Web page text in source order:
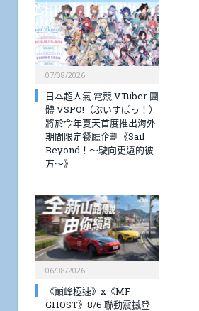
07/08/2026
日本超人氣 電競 VTuber 團
體 VSPO!（ぶいすぽっ！）
將於今年夏天首度推出海外
期間限定餐廳企劃《Sail
Beyond！～駛向更遠的彼
方～》
06/08/2026
《巔峰極速》x《MF
GHOST》8/6 聯動震撼登